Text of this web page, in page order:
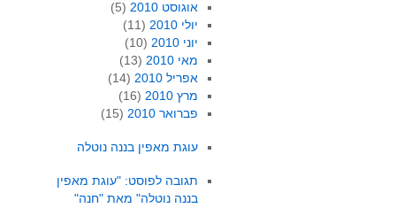
אוגוסט 2010
(5)
יולי 2010
(11)
יוני 2010
(10)
מאי 2010
(13)
אפריל 2010
(14)
מרץ 2010
(16)
פברואר 2010
(15)
עוגת מאפין בננה נוטלה
תגובה לפוסט: "עוגת מאפין
בננה נוטלה" מאת "חנה"